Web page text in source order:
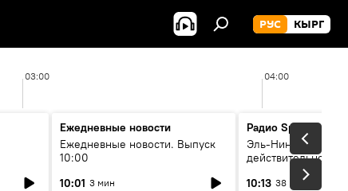
РУС КЫРГ
03:00 04:00
Ежедневные новости
Ежедневные новости. Выпуск
10:00
10:01 3 мин
Радио Sputnik
Эль-Ниньо, жара и
действительно
погоду в
10:13 38 мин